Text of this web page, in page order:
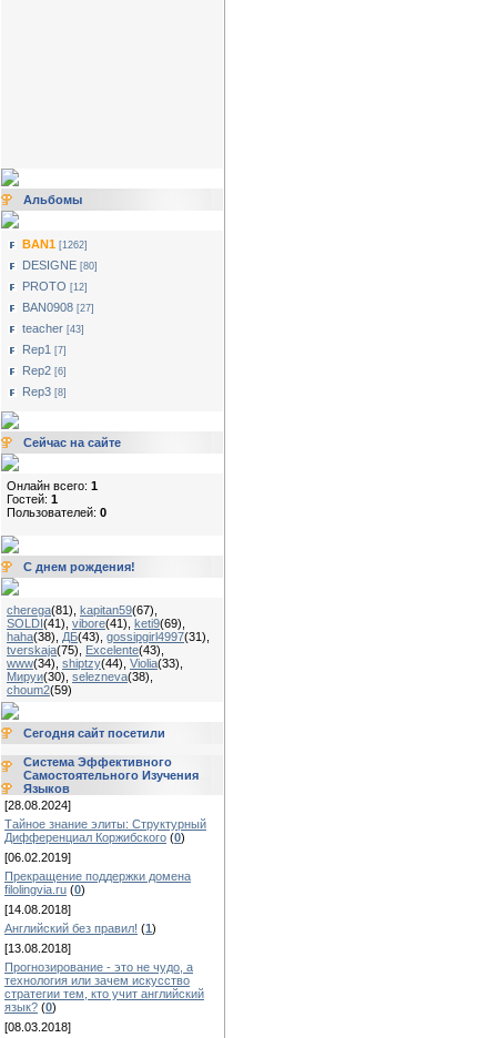
Альбомы
BAN1 [1262]
DESIGNE [80]
PROTO [12]
BAN0908 [27]
teacher [43]
Rep1 [7]
Rep2 [6]
Rep3 [8]
Сейчас на сайте
Онлайн всего: 1
Гостей: 1
Пользователей: 0
С днем рождения!
cherega(81) kapitan59(67)
SOLDI(41) vibore(41) keti9(69)
haha(38) ДБ(43) gossipgirl4997(31)
tverskaja(75) Excelente(43)
www(34) shiptzy(44) Violia(33)
Мируи(30) selezneva(38)
choum2(59)
Сегодня сайт посетили
Система Эффективного
Самостоятельного Изучения
Языков
[28.08.2024]
Тайное знание элиты: Структурный
Дифференциал Коржибского (0)
[06.02.2019]
Прекращение поддержки домена
filolingvia.ru (0)
[14.08.2018]
Английский без правил! (1)
[13.08.2018]
Прогнозирование - это не чудо, а
технология или зачем искусство
стратегии тем, кто учит английский
язык? (0)
[08.03.2018]